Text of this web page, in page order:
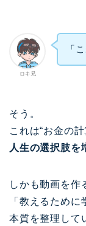
ロキ兄
「
そう。
これは“お金の計
人生の選択肢を
しかも動画を作
「教えるために
本質を整理して